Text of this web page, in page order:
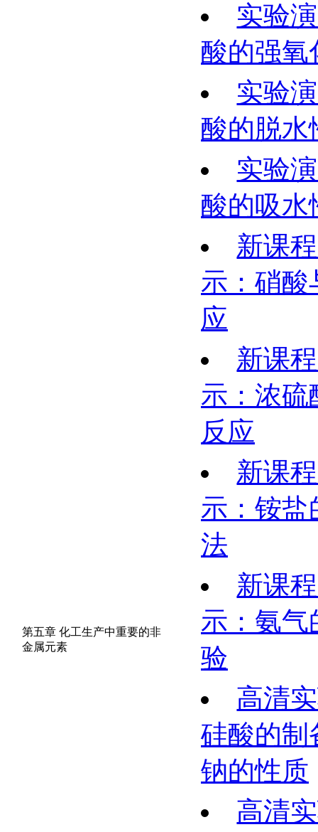
第五章 化工生产中重要的非
金属元素
实验
酸的强氧
实验
酸的脱水
实验
酸的吸水
新课
示：硝酸
应
新课
示：浓硫
反应
新课
示：铵盐
法
新课
示：氨气
验
高清
硅酸的制
钠的性质
高清